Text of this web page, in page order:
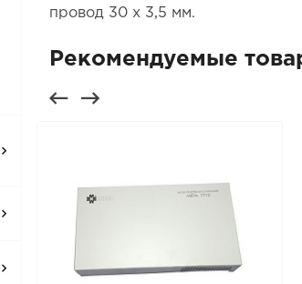
провод 30 x 3,5 мм.
Рекомендуемые